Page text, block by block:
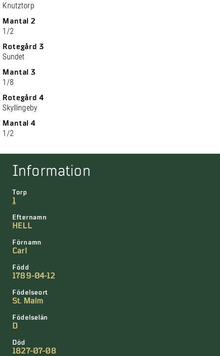
Knutztorp
Mantal 2
1/2
Rotegård 3
Sundet
Mantal 3
1/8
Rotegård 4
Skyllingeby
Mantal 4
1/2
Information
Torp
1
Efternamn
HELL
Förnamn
Carl
Född
1789-04-12
Födelseort
St. Malm
Födelselän
D
Död
1827-07-08